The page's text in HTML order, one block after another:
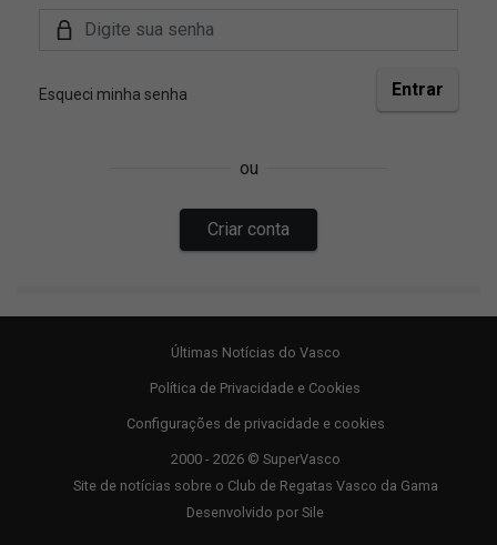
Últimas Notícias do Vasco
Política de Privacidade e Cookies
Configurações de privacidade e cookies
2000 - 2026 © SuperVasco
Site de notícias sobre o Club de Regatas Vasco da Gama
Desenvolvido por Sile